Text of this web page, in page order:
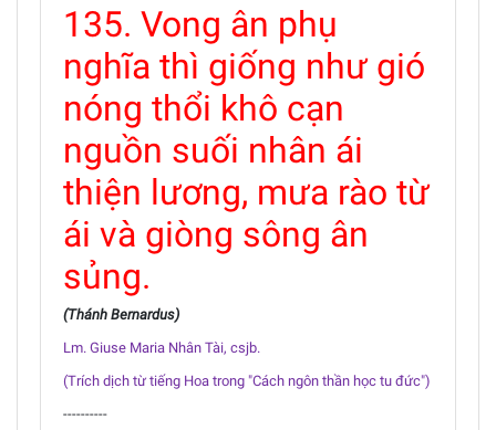
135. Vong ân phụ
nghĩa thì giống như gió
nóng thổi khô cạn
nguồn suối nhân ái
thiện lương, mưa rào từ
ái và giòng sông ân
sủng.
(Thánh Bernardus)
Lm. Giuse Maria Nhân Tài, csjb.
(Trích dịch từ tiếng Hoa trong "Cách ngôn thần học tu đức")
----------